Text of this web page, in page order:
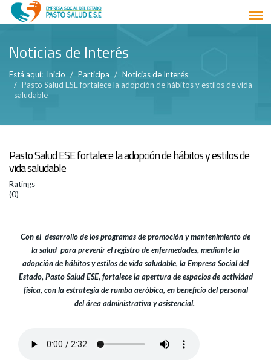
Noticias de Interés
Está aquí: Inicio Participa
Noticias de Interés
Pasto Salud ESE fortalece la adopción de hábitos y estilos de vida
saludable
Pasto Salud ESE fortalece la adopción de hábitos y estilos de
vida saludable
Ratings
(0)
Con el desarrollo de los programas de promoción y mantenimiento de
la salud para prevenir el registro de enfermedades, mediante la
adopción de hábitos y estilos de vida saludable, la Empresa Social del
Estado, Pasto Salud ESE, fortalece la apertura de espacios de actividad
física, con la estrategia de rumba aeróbica, en beneficio del personal
del área administrativa y asistencial.